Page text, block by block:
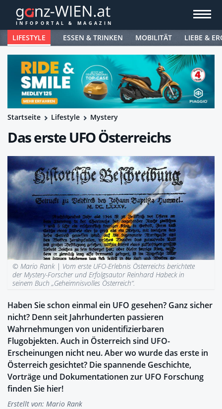
LIFESTYLE ESSEN & TRINKEN MOBILITÄT LIEBE &
Startseite Lifestyle Mystery
Das erste UFO Österreichs
© Mario Rank | Vom erste UFO-Erlebnis Österreichs berichtete
der Mystery-Forscher und Erfolgsautor Reinhard Habeck in
seinem Buch „Geheimnisvolles Österreich“.
Haben Sie schon einmal ein UFO gesehen? Ganz sicher
nicht? Denn seit Jahrhunderten passieren
Wahrnehmungen von unidentifizierbaren
Flugobjekten. Auch in Österreich sind UFO-
Erscheinungen nicht neu. Aber wo wurde das erste in
Österreich gesichtet? Die spannende Geschichte,
Vorträge und Dokumentationen zur UFO Forschung
finden Sie hier!
Erstellt von: Mario Rank